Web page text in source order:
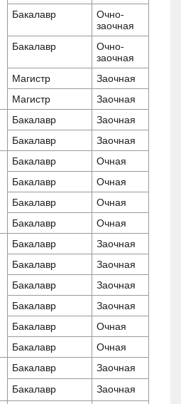
Бакалавр
Очно-
заочная
Бакалавр
Очно-
заочная
Магистр
Заочная
Магистр
Заочная
Бакалавр
Заочная
Бакалавр
Заочная
Бакалавр
Очная
Бакалавр
Очная
Бакалавр
Очная
Бакалавр
Очная
Бакалавр
Заочная
Бакалавр
Заочная
Бакалавр
Заочная
Бакалавр
Заочная
Бакалавр
Очная
Бакалавр
Очная
Бакалавр
Заочная
Бакалавр
Заочная